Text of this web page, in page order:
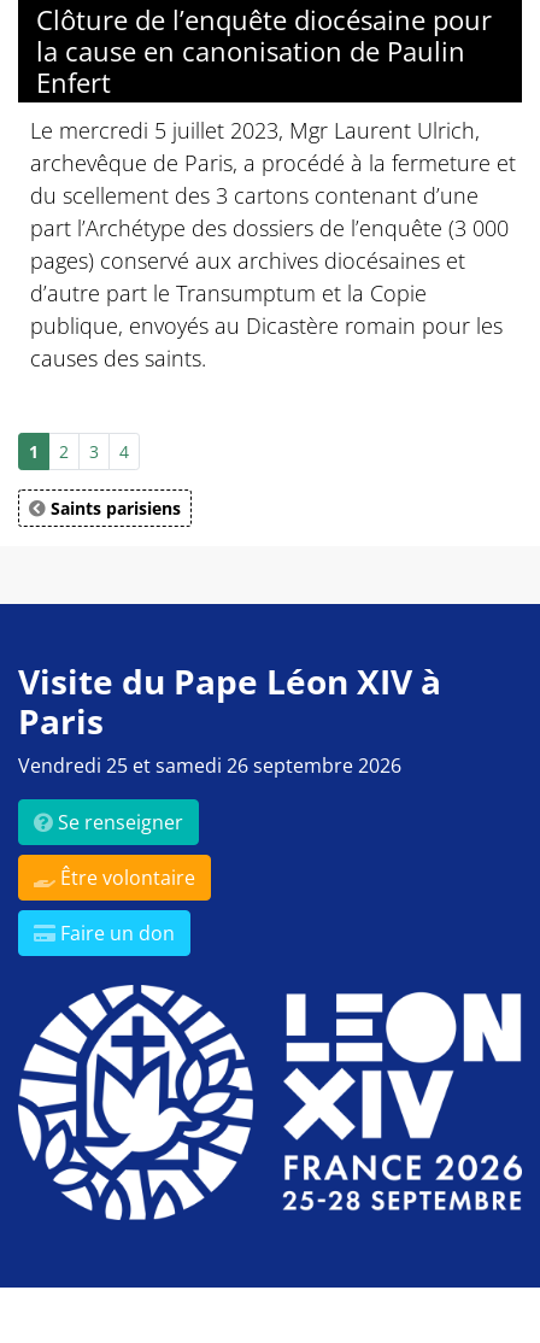
Clôture de l’enquête diocésaine pour
la cause en canonisation de Paulin
Enfert
Le mercredi 5 juillet 2023, Mgr Laurent Ulrich,
archevêque de Paris, a procédé à la fermeture et
du scellement des 3 cartons contenant d’une
part l’Archétype des dossiers de l’enquête (3 000
pages) conservé aux archives diocésaines et
d’autre part le Transumptum et la Copie
publique, envoyés au Dicastère romain pour les
causes des saints.
1 2 3 4
Saints parisiens
Visite du Pape Léon XIV à
Paris
Vendredi 25 et samedi 26 septembre 2026
Se renseigner
Être volontaire
Faire un don